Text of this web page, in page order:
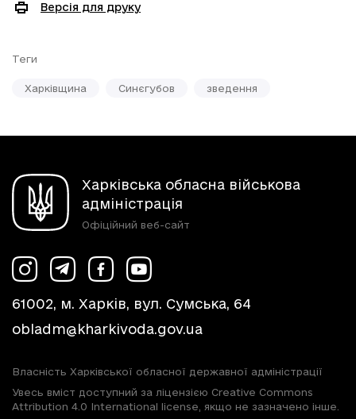
Версія для друку
Теги
Харківщина Синєгубов зведення
Харківська обласна військова
адміністрація
Офіційний веб-сайт
61002, м. Харків, вул. Сумська, 64
obladm@kharkivoda.gov.ua
Власність Харківської обласної державної адміністрації
Увесь вміст доступний за ліцензією Creative Commons
Attribution 4.0 International license, якщо не зазначено інше.